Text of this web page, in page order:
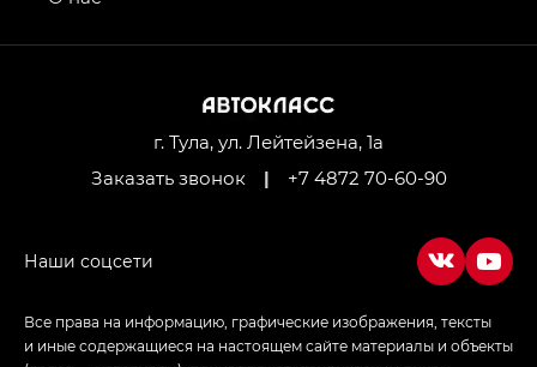
Джи Икс ПРЕМИУМ — GX PREMIUM, ЛАУНЖ —
Empow — Эмпау (Empow) в комплектации
г. Тула, ул. Лейтейзена, 1а
Заказать звонок
| +7 4872 70-60-90
Все права на информацию, графические изображения, тексты
и иные содержащиеся на настоящем сайте материалы и объекты